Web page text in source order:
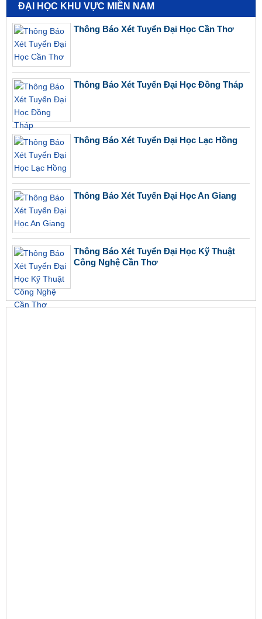
ĐẠI HỌC KHU VỰC MIỀN NAM
Thông Báo Xét Tuyển Đại Học Cần Thơ
Thông Báo Xét Tuyển Đại Học Đồng Tháp
Thông Báo Xét Tuyển Đại Học Lạc Hồng
Thông Báo Xét Tuyển Đại Học An Giang
Thông Báo Xét Tuyển Đại Học Kỹ Thuật
Công Nghệ Cần Thơ